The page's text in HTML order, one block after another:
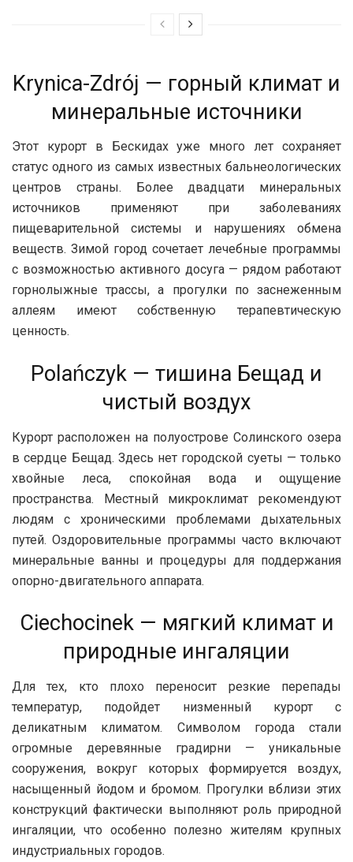
Krynica-Zdrój — горный климат и
минеральные источники
Этот курорт в Бескидах уже много лет сохраняет
статус одного из самых известных бальнеологических
центров страны. Более двадцати минеральных
источников применяют при заболеваниях
пищеварительной системы и нарушениях обмена
веществ. Зимой город сочетает лечебные программы
с возможностью активного досуга — рядом работают
горнолыжные трассы, а прогулки по заснеженным
аллеям имеют собственную терапевтическую
ценность.
Polańczyk — тишина Бещад и
чистый воздух
Курорт расположен на полуострове Солинского озера
в сердце Бещад. Здесь нет городской суеты — только
хвойные леса, спокойная вода и ощущение
пространства. Местный микроклимат рекомендуют
людям с хроническими проблемами дыхательных
путей. Оздоровительные программы часто включают
минеральные ванны и процедуры для поддержания
опорно-двигательного аппарата.
Ciechocinek — мягкий климат и
природные ингаляции
Для тех, кто плохо переносит резкие перепады
температур, подойдет низменный курорт с
деликатным климатом. Символом города стали
огромные деревянные градирни — уникальные
сооружения, вокруг которых формируется воздух,
насыщенный йодом и бромом. Прогулки вблизи этих
конструкций фактически выполняют роль природной
ингаляции, что особенно полезно жителям крупных
индустриальных городов.